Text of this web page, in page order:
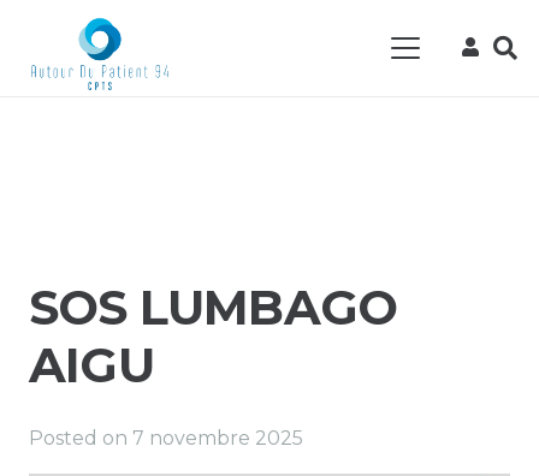
SOS LUMBAGO
AIGU
Posted on 7 novembre 2025